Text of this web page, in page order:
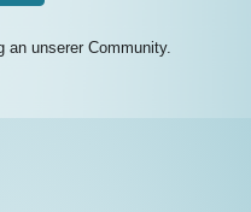
an unserer Community.